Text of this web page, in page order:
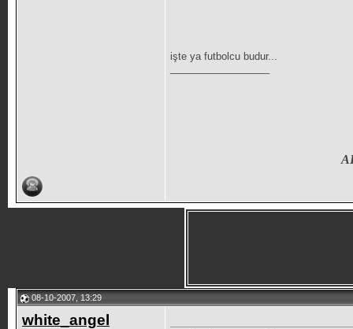
işte ya futbolcu budur...
08-10-2007, 13:29
white_angel